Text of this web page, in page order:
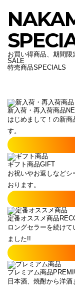
お買い得商品、期間限
SALE
特売商品SPECIALS
新入荷・再入荷商品
はじめまして！の新商
す。
ギフト商品GIFT
お祝いやお返しなど
おります。
定番オススメ商品
ロングセラーを続け
ました!!
プレミアム商品
日本酒、焼酎から洋